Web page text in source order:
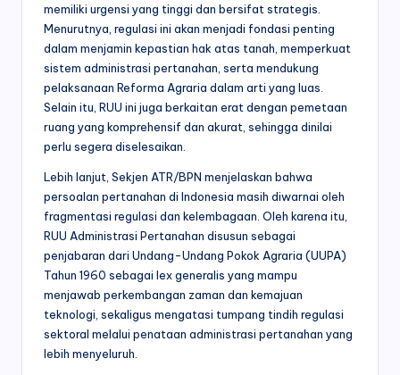
memiliki urgensi yang tinggi dan bersifat strategis.
Menurutnya, regulasi ini akan menjadi fondasi penting
dalam menjamin kepastian hak atas tanah, memperkuat
sistem administrasi pertanahan, serta mendukung
pelaksanaan Reforma Agraria dalam arti yang luas.
Selain itu, RUU ini juga berkaitan erat dengan pemetaan
ruang yang komprehensif dan akurat, sehingga dinilai
perlu segera diselesaikan.
Lebih lanjut, Sekjen ATR/BPN menjelaskan bahwa
persoalan pertanahan di Indonesia masih diwarnai oleh
fragmentasi regulasi dan kelembagaan. Oleh karena itu,
RUU Administrasi Pertanahan disusun sebagai
penjabaran dari Undang-Undang Pokok Agraria (UUPA)
Tahun 1960 sebagai lex generalis yang mampu
menjawab perkembangan zaman dan kemajuan
teknologi, sekaligus mengatasi tumpang tindih regulasi
sektoral melalui penataan administrasi pertanahan yang
lebih menyeluruh.